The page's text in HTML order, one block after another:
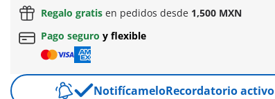
Regalo gratis en pedidos desde 1,500 MXN
Pago seguro y flexible
NotifícameloRecordatorio activo